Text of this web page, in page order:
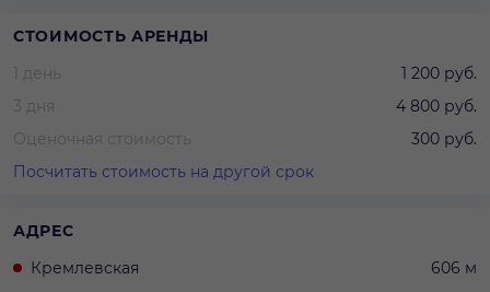
СТОИМОСТЬ АРЕНДЫ
1 день
1 200 руб.
3 дня
4 800 руб.
Оценочная стоимость
300 руб.
Посчитать стоимость на другой срок
АДРЕС
Кремлевская
606 м